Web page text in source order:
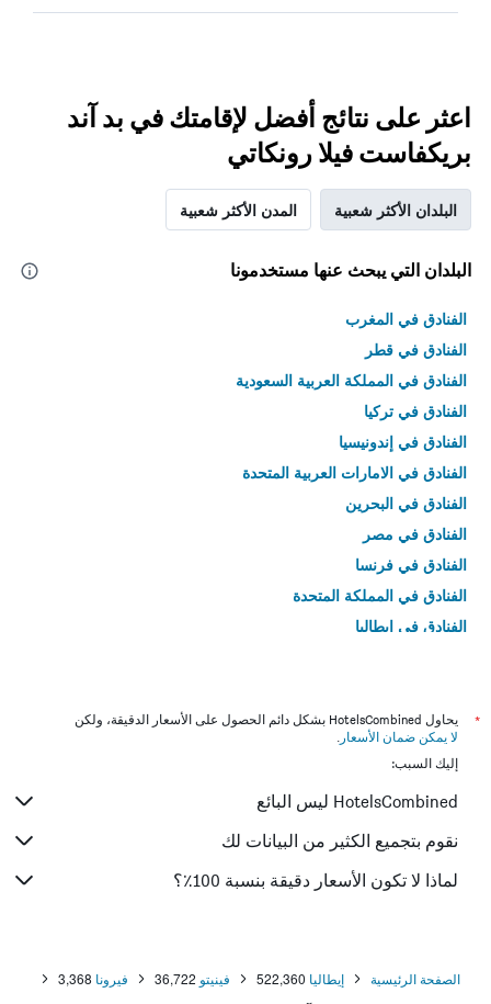
اعثر على نتائج أفضل لإقامتك في بد آند
بريكفاست فيلا رونكاتي
البلدان الأكثر شعبية المدن الأكثر شعبية
البلدان التي يبحث عنها مستخدمونا
الفنادق في المغرب
الفنادق في قطر
الفنادق في المملكة العربية السعودية
الفنادق في تركيا
الفنادق في إندونيسيا
الفنادق في الامارات العربية المتحدة
الفنادق في البحرين
الفنادق في مصر
الفنادق في فرنسا
الفنادق في المملكة المتحدة
الفنادق في إيطاليا
*
يحاول HotelsCombined بشكل دائم الحصول على الأسعار الدقيقة، ولكن
لا يمكن ضمان الأسعار .
إليك السبب:
HotelsCombined ليس البائع
نقوم بتجميع الكثير من البيانات لك
لماذا لا تكون الأسعار دقيقة بنسبة 100٪؟
الصفحة الرئيسية إيطاليا 522,360 فينيتو 36,722 فيرونا 3,368